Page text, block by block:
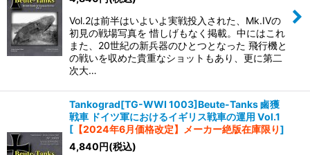
Vol.2は前半はいよいよ実戦投入された、Mk.IVの
初見の戦場写真を 惜しげもなく掲載。中にはこれ
また、20世紀の新兵器のひとつとなった 飛行機と
の戦いを収めた貴重なショットもあり、更に第二
次大…
Tankograd[TG-WWI 1003]Beute-Tanks 鹵獲
戦車 ドイツ軍におけるイギリス戦車の運用 Vol.1
[ 【2024年6月価格改定】メーカー絶版在庫限り]
4,840円(税込)